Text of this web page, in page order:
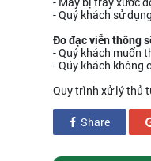
- Quý khách sử
Đo đạc viễn thông
- Quý khách muốn
- Qúy khách không
Quy trình xử lý thủ
Share